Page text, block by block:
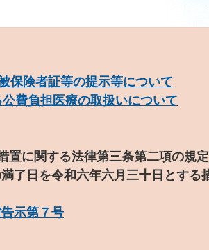
保険者証等の提示等について
費負担医療の取扱いについて
置に関する法律第三条第二項の規
了日を令和六年六月三十日とする
示第７号